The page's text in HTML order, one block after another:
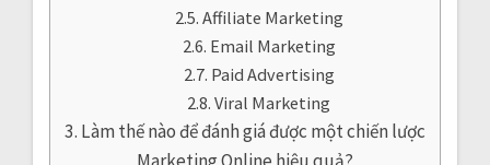
Affiliate Marketing
Email Marketing
Paid Advertising
Viral Marketing
Làm thế nào để đánh giá được một chiến lược